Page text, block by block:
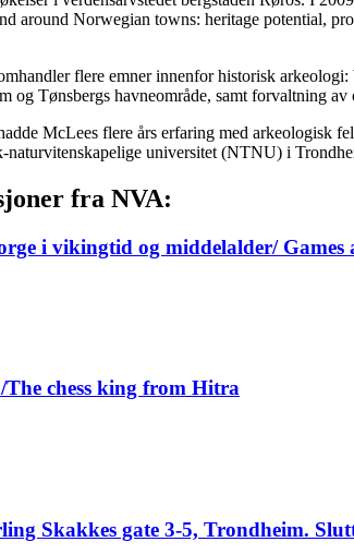
around Norwegian towns: heritage potential,
flere emner innenfor historisk
og Tønsbergs havneområde, samt forvaltning
McLees flere års erfaring med arkeologisk
naturvitenskapelige universitet (NTNU) i
fra NVA:
i vikingtid og middelalder/
chess king from Hitra
Skakkes gate 3-5, Trondheim.